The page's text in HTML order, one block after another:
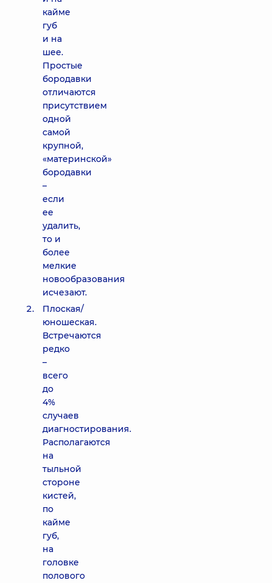
кайме
губ
и на
шее.
Простые
бородавки
отличаются
присутствием
одной
самой
крупной,
«материнской»
бородавки
–
если
ее
удалить,
то и
более
мелкие
новообразования
исчезают.
Плоская/
юношеская.
Встречаются
редко
–
всего
до
4%
случаев
диагностирования.
Располагаются
на
тыльной
стороне
кистей,
по
кайме
губ,
на
головке
полового